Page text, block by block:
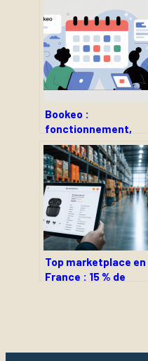
Bookeo :
fonctionnement,
avis et bonnes
pratiques pour
mieux réserver en
ligne
Top marketplace en
France : 15 % de